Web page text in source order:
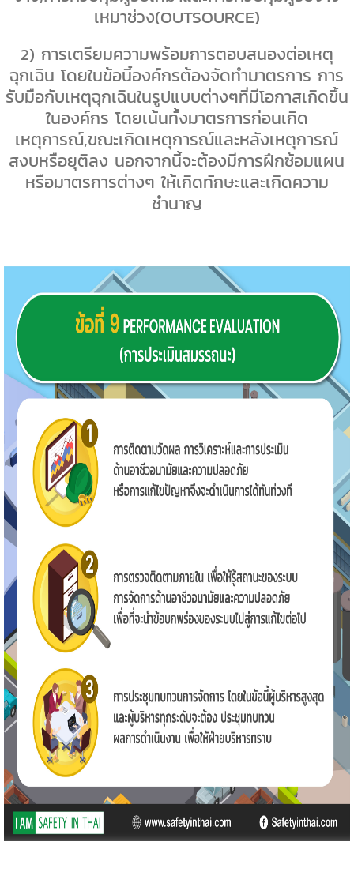
เหมาช่วง(OUTSOURCE)
2) การเตรียมความพร้อมการตอบสนองต่อเหตุ
ฉุกเฉิน โดยในข้อนี้องค์กรต้องจัดทำมาตรการ การ
รับมือกับเหตุฉุกเฉินในรูปแบบต่างๆที่มีโอกาสเกิดขึ้น
ในองค์กร โดยเน้นทั้งมาตรการก่อนเกิด
เหตุการณ์,ขณะเกิดเหตุการณ์และหลังเหตุการณ์
สงบหรือยุติลง นอกจากนี้จะต้องมีการฝึกซ้อมแผน
หรือมาตรการต่างๆ ให้เกิดทักษะและเกิดความ
ชำนาญ